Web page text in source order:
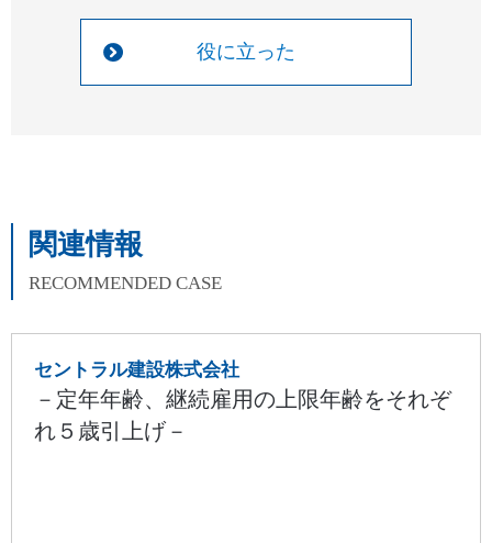
役に立った
関連情報
RECOMMENDED CASE
セントラル建設株式会社
－定年年齢、継続雇用の上限年齢をそれぞ
れ５歳引上げ－